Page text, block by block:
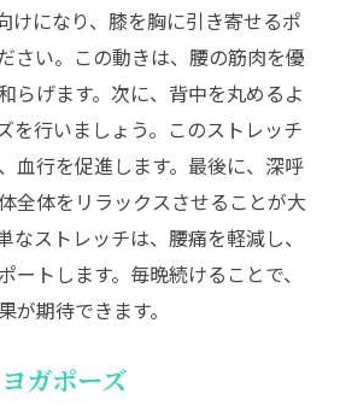
けになり、膝を胸に引き寄せるポ
さい。この動きは、腰の筋肉を優
らげます。次に、背中を丸めるよ
を行いましょう。このストレッチ
血行を促進します。最後に、深呼
全体をリラックスさせることが大
なストレッチは、腰痛を軽減し、
ートします。毎晩続けることで、
が期待できます。
ガポーズ